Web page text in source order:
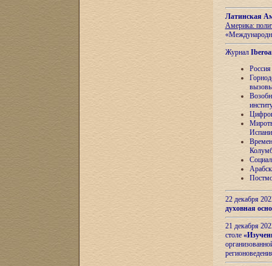
Латинская
Америка:
Журнал
22 декабря
духовная
21 декабря
столе